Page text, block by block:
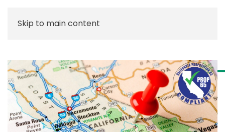
Skip to main content